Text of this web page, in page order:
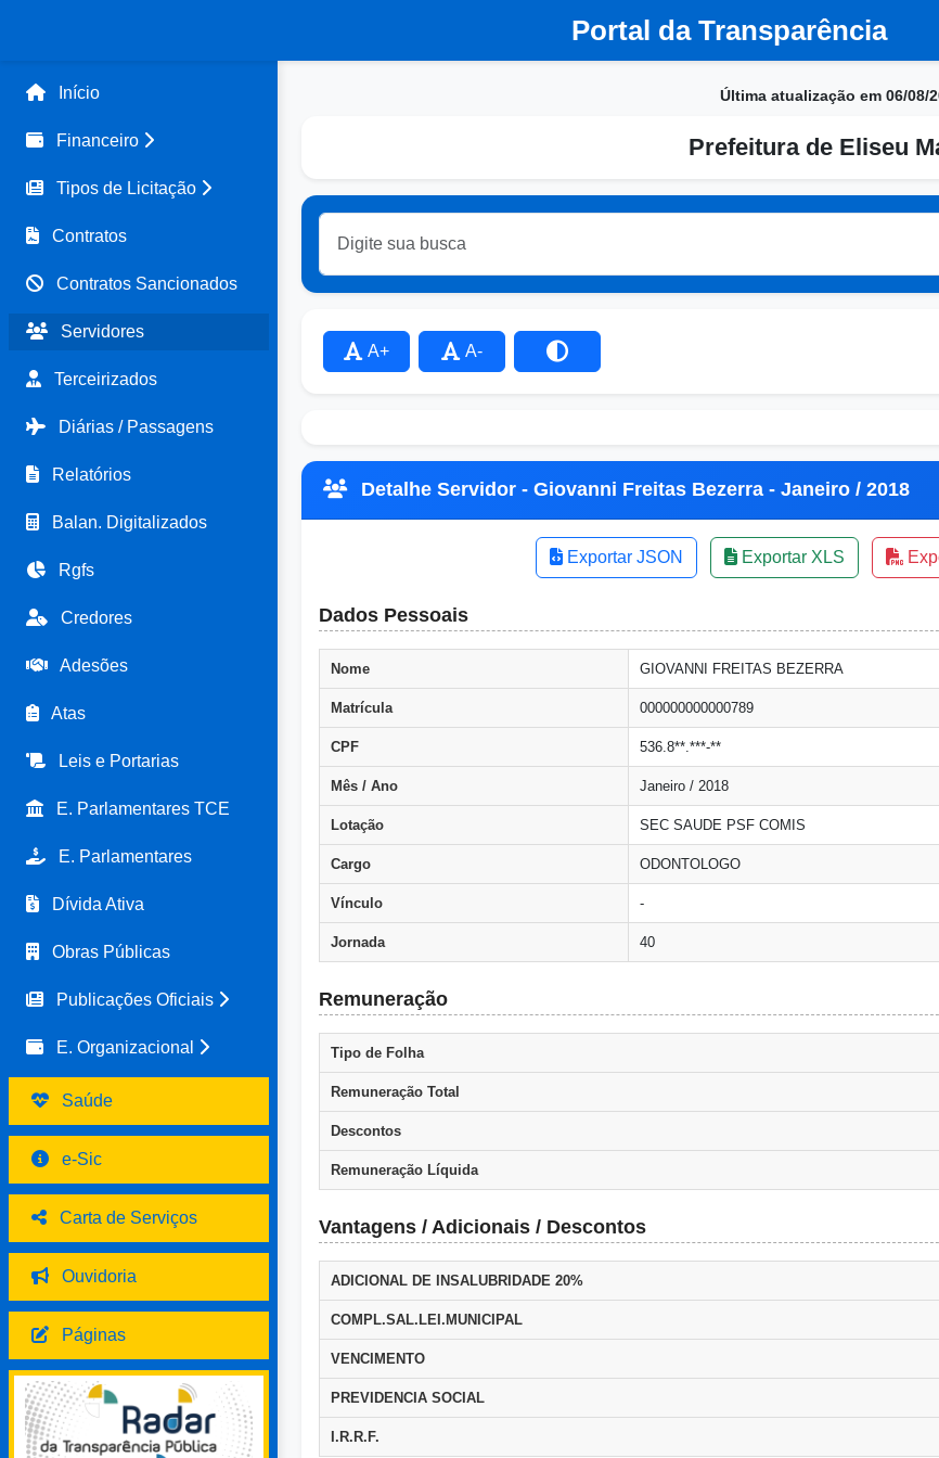
Portal da Transparência
Início
Financeiro
Tipos de Licitação
Contratos
Contratos Sancionados
Servidores
Terceirizados
Diárias / Passagens
Relatórios
Balan. Digitalizados
Rgfs
Credores
Adesões
Atas
Leis e Portarias
E. Parlamentares TCE
E. Parlamentares
Dívida Ativa
Obras Públicas
Publicações Oficiais
E. Organizacional
Saúde
e-Sic
Carta de Serviços
Ouvidoria
Páginas
Última atualização em 06/08/
Prefeitura de Eliseu
A+ A-
Detalhe Servidor - Giovanni Freitas Bezerra - Janeiro / 2018
Exportar JSON Exportar XLS
Dados Pessoais
Nome GIOVANNI FREITAS BEZERRA
Matrícula 000000000000789
CPF 536.8**.***-**
Mês / Ano Janeiro / 2018
Lotação SEC SAUDE PSF COMIS
Cargo ODONTOLOGO
Vínculo -
Jornada 40
Remuneração
Tipo de Folha
Remuneração Total
Descontos
Remuneração Líquida
Vantagens / Adicionais / Descontos
ADICIONAL DE INSALUBRIDADE 20%
COMPL.SAL.LEI.MUNICIPAL
VENCIMENTO
PREVIDENCIA SOCIAL
I.R.R.F.